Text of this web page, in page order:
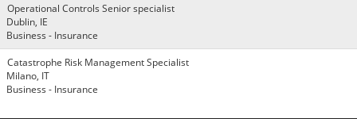
Operational Controls Senior specialist
Dublin, IE
Business - Insurance
Catastrophe Risk Management Specialist
Milano, IT
Business - Insurance